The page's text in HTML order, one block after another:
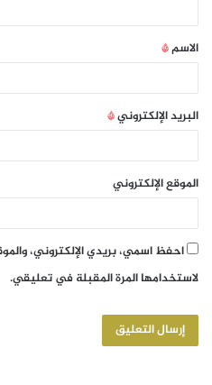
الاسم*
البريد الإلكتروني*
الموقع الإلكتروني
احفظ اسمي، بريدي الإلكتروني،
لاستخدامها المرة المقبلة في تعليقي.